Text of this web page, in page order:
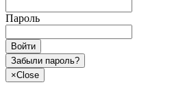
Пароль
Войти
Забыли пароль?
×Close